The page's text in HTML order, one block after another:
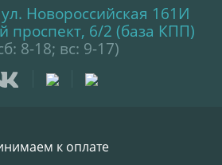
ул. Новороссийская 161И
проспект, 6/2 (база КПП)
8-18; вс: 9-17)
к оплате